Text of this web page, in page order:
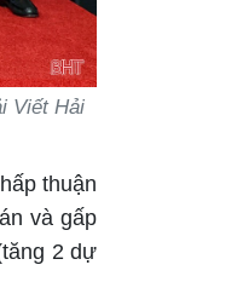
Viết Hải
thuận
và gấp
2 dự